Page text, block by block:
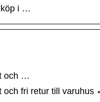
köp i …
och …
fri retur till varuhus